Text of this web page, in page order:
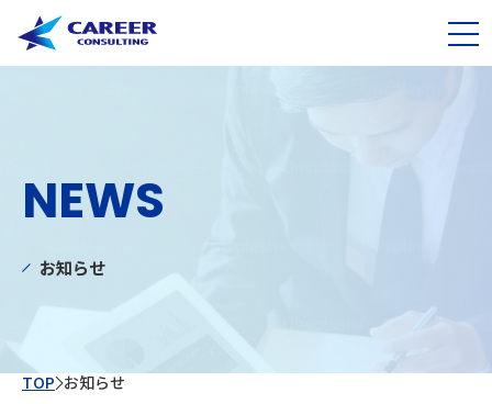
NEWS
お知らせ
TOP お知らせ